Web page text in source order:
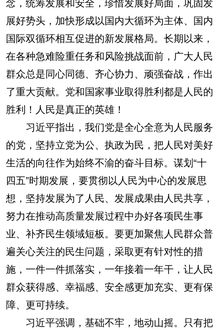
展好势头，加快形成以国内大循环为主体、国内
国际双循环相互促进的新发展格局。长期以来，
在各种急难险重任务和风险挑战面前，广大人民
群众总是同心同德、齐心协力、顽强奋战，作出
了重大贡献。党和国家事业取得胜利都是人民的
胜利！人民是真正的英雄！
习近平指出，我们党是全心全意为人民服务
的党，坚持立党为公、执政为民，把人民对美好
生活的向往作为始终不渝的奋斗目标。谋划“十
四五”时期发展，要贯彻以人民为中心的发展思
想，坚持发展为了人民、发展成果由人民共享，
努力在推动高质量发展过程中办好各项民生事
业、补齐民生领域短板。要更加聚焦人民群众普
遍关心关注的民生问题，采取更有针对性的措
施，一件一件抓落实，一年接着一年干，让人民
群众获得感、幸福感、安全感更加充实、更有保
障、更可持续。
习近平强调，基础不牢，地动山摇。只有把